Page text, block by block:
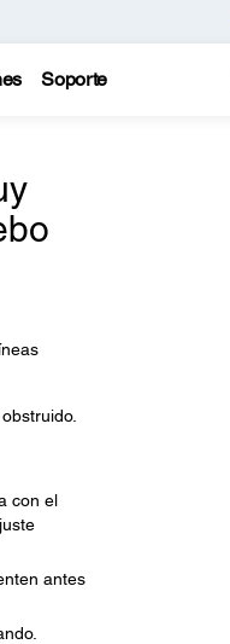
Soporte
con el
antes